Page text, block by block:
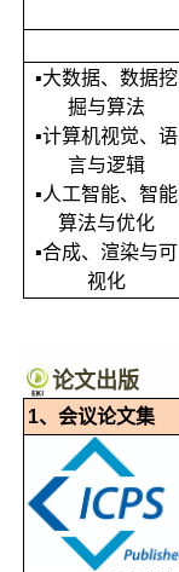
▪大数据、数据挖
掘与算法
▪计算机视觉、语
言与逻辑
▪人工智能、智能
算法与优化
▪合成、渲染与可
视化
论文出版
1、会议论文集